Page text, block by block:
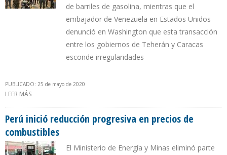
de barriles de gasolina, mientras que el
embajador de Venezuela en Estados Unidos
denunció en Washington que esta transacción
entre los gobiernos de Teherán y Caracas
esconde irregularidades
PUBLICADO: 25 de mayo de 2020
LEER MÁS
Perú inició reducción progresiva en precios de
combustibles
El Ministerio de Energía y Minas eliminó parte